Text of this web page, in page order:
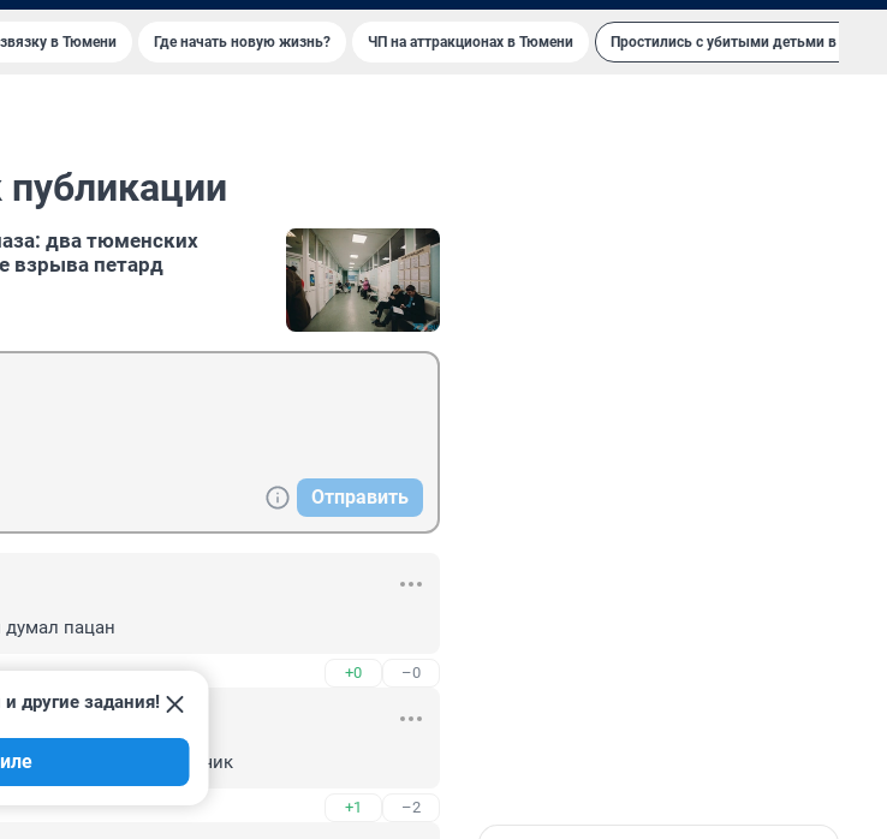
в Тюмени Где начать новую жизнь? ЧП на аттракционах в Тюмени Простились с убитыми детьми в
два тюменских
взрыва петард
Отправить
пацан
+0 –0
выросший мальчик
+1 –2
другие задания!